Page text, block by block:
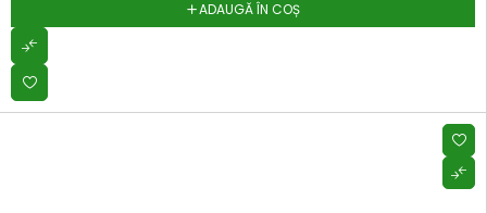
ADAUGĂ ÎN COȘ